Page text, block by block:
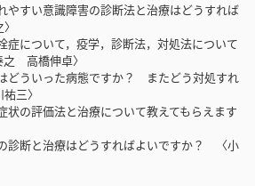
やすい意識障害の診断法と治療はどうすれば
について，疫学，診断法，対処法について
高橋伸卓〉
どういった病態ですか？ またどう対処すれ
三〉
の評価法と治療について教えてもらえます
診断と治療はどうすればよいですか？ 〈小